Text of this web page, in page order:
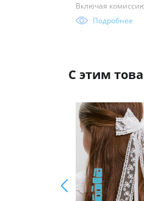
Включая
Подробнее
С этим